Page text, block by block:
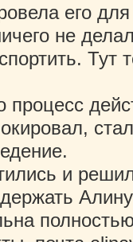
его
не
процесс
и